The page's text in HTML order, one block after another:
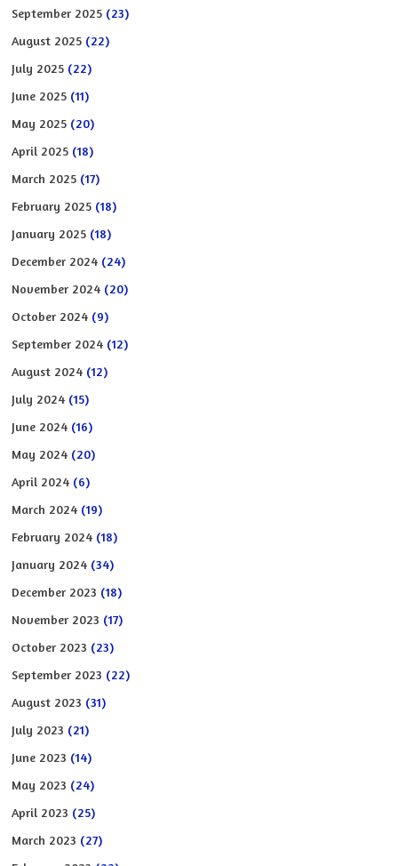
September 2025 (23)
August 2025 (22)
July 2025 (22)
June 2025 (11)
May 2025 (20)
April 2025 (18)
March 2025 (17)
February 2025 (18)
January 2025 (18)
December 2024 (24)
November 2024 (20)
October 2024 (9)
September 2024 (12)
August 2024 (12)
July 2024 (15)
June 2024 (16)
May 2024 (20)
April 2024 (6)
March 2024 (19)
February 2024 (18)
January 2024 (34)
December 2023 (18)
November 2023 (17)
October 2023 (23)
September 2023 (22)
August 2023 (31)
July 2023 (21)
June 2023 (14)
May 2023 (24)
April 2023 (25)
March 2023 (27)